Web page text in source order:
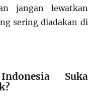
jangan lewatkan
sering diadakan di
Suka